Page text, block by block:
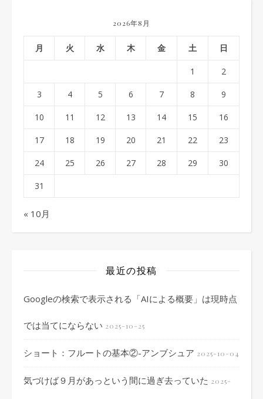
2026年8月
月 火 水 木 金 土 日
1 2
3 4 5 6 7 8 9
10 11 12 13 14 15 16
17 18 19 20 21 22 23
24 25 26 27 28 29 30
31
« 10月
最近の投稿
Googleの検索で表示される「AIによる概要」は現時点
では当てにならない 2025-10-25
ショート：フルートの基本②-アンブシュア 2025-10-04
気づけば９月があっという間に過ぎ去っていた 2025-